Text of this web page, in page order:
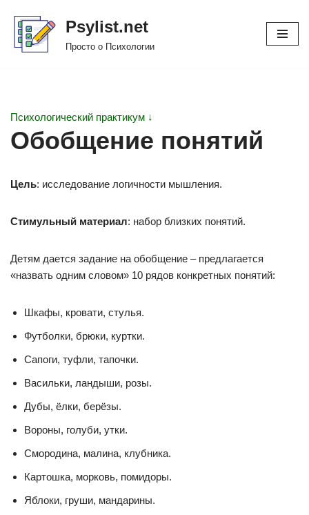
Перейти
Psylist.net
Просто о Психологии
Психологический практикум ↓
Обобщение понятий
Цель: исследование логичности мышления.
Стимульный материал: набор близких понятий.
Детям дается задание на обобщение – предлагается
«назвать одним словом» 10 рядов конкретных понятий:
Шкафы, кровати, стулья.
Футболки, брюки, куртки.
Сапоги, туфли, тапочки.
Васильки, ландыши, розы.
Дубы, ёлки, берёзы.
Вороны, голуби, утки.
Смородина, малина, клубника.
Картошка, морковь, помидоры.
Яблоки, груши, мандарины.